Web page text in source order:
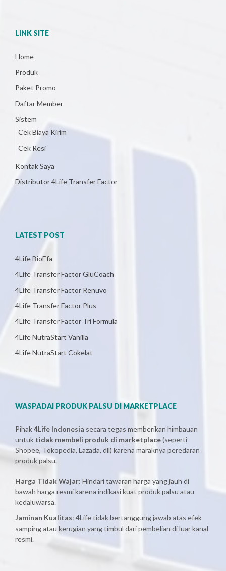
LINK SITE
Home
Produk
Paket Promo
Daftar Member
Sistem
Cek Biaya Kirim
Cek Resi
Kontak Saya
Distributor 4Life Transfer Factor
LATEST POST
4Life BioEfa
4Life Transfer Factor GluCoach
4Life Transfer Factor Renuvo
4Life Transfer Factor Plus
4Life Transfer Factor Tri Formula
4Life NutraStart Vanilla
4Life NutraStart Cokelat
WASPADAI PRODUK PALSU DI MARKETPLACE
Pihak4Life Indonesia secara tegas memberikan himbauan
untuk tidak membeli produk di marketplace(seperti
Shopee, Tokopedia, Lazada, dll) karena maraknya peredaran
produk palsu.
Harga Tidak Wajar: Hindari tawaran harga yang jauh di
bawah harga resmi karena indikasi kuat produk palsu atau
kedaluwarsa.
Jaminan Kualitas: 4Life tidak bertanggung jawab atas efek
samping atau kerugian yang timbul dari pembelian di luar kanal
resmi.